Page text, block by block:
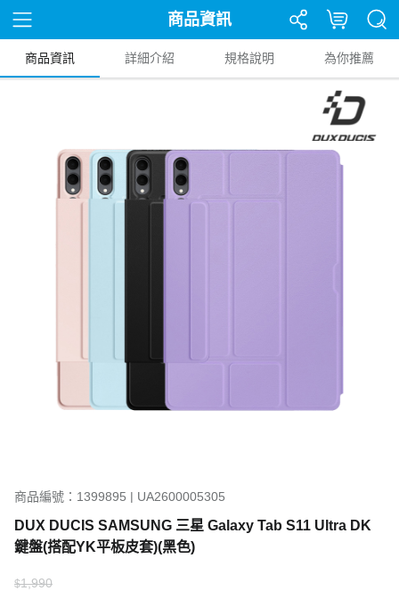
商品資訊
商品資訊 詳細介紹 規格說明 為你推薦
商品編號：1399895 | UA2600005305
DUX DUCIS SAMSUNG 三星 Galaxy Tab S11 Ultra DK
鍵盤(搭配YK平板皮套)(黑色)
$1,990